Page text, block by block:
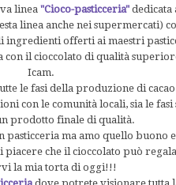
linea "Cioco-pasticceria"dedicata
linea anche nei supermercati)
ingredienti offerti ai maestri
il cioccolato di qualità
Icam.
le fasi della produzione di
con le comunità locali, sia le fasi
prodotto finale di qualità.
ma amo quello buono
che il cioccolato può
la mia torta di oggi!!!